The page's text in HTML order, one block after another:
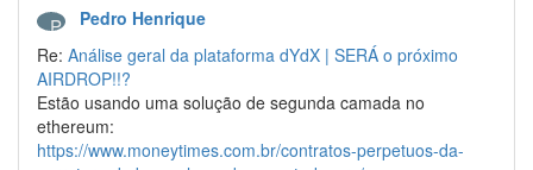
P
Pedro Henrique
Re: Análise geral da plataforma dYdX | SERÁ o próximo
AIRDROP!!?
Estão usando uma solução de segunda camada no
ethereum:
https://www.moneytimes.com.br/contratos-perpetuos-da-